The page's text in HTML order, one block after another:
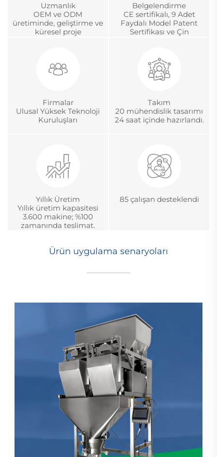
Uzmanlık
OEM ve ODM
üretiminde, geliştirme ve
küresel proje
Belgelendirme
CE sertifikalı, 9 Adet
Faydalı Model Patent
Sertifikası ve Çin
Firmalar
Ulusal Yüksek Teknoloji
Kuruluşları
Takım
20 mühendislik tasarımı
24 saat içinde hazırlandı.
Yıllık Üretim
Yıllık üretim kapasitesi
3.600 makine; %100
zamanında teslimat.
85 çalışan desteklendi
Ürün uygulama senaryoları